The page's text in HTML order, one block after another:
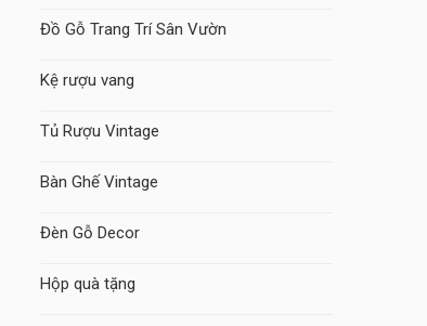
Đồ Gỗ Trang Trí Sân Vườn
Kệ rượu vang
Tủ Rượu Vintage
Bàn Ghế Vintage
Đèn Gỗ Decor
Hộp quà tặng